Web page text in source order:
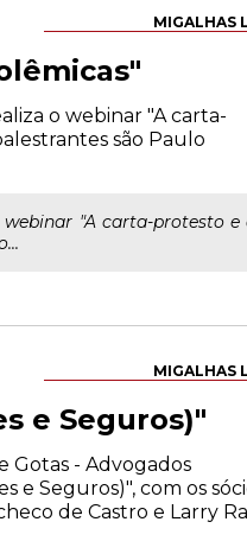
MIGALHAS
o webinar "A carta-
são Paulo
webinar "A carta-protesto e
MIGALHAS
e Seguros)"
Gotas - Advogados
e Seguros)", com os
de Castro e Larry